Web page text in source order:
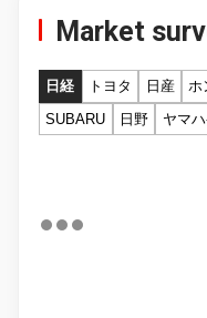
Market
日経 トヨタ 日産 ホ
SUBARU
日野 ヤマ